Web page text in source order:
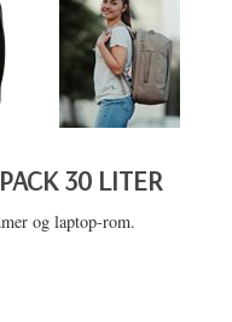
30 LITER
og laptop-rom.